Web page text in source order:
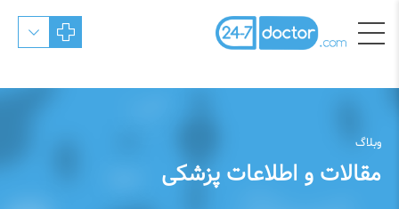
وبلاگ
مقالات و اطلاعات پزشکی